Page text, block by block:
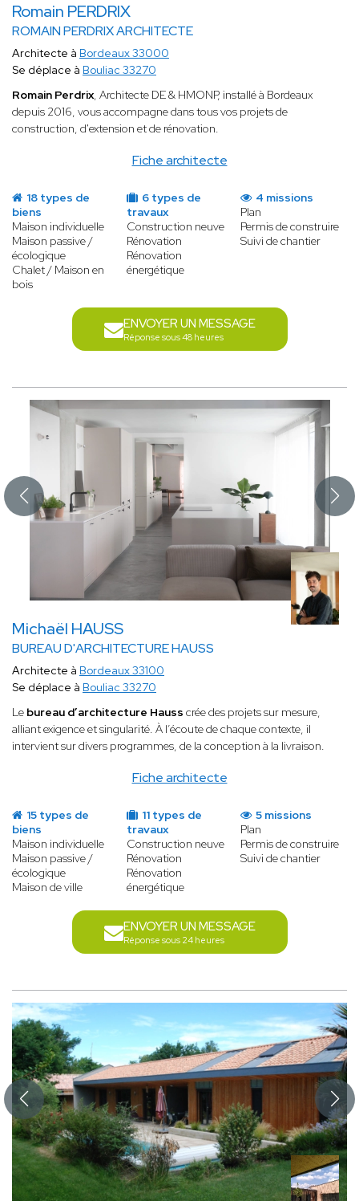
Romain PERDRIX
ROMAIN PERDRIX ARCHITECTE
Fiche architecte
Architecte à Bordeaux 33000
Se déplace à Bouliac 33270
Romain Perdrix, Architecte DE & HMONP, installé à Bordeaux
depuis 2016, vous accompagne dans tous vos projets de
construction, d'extension et de rénovation.
18 types de
biens
Maison individuelle
Maison passive /
écologique
Chalet / Maison en
bois
6 types de
travaux
Construction neuve
Rénovation
Rénovation
énergétique
4 missions
Plan
Permis de construire
Suivi de chantier
ENVOYER UN MESSAGE
Réponse sous 48 heures
Michaël HAUSS
BUREAU D'ARCHITECTURE HAUSS
Fiche architecte
Architecte à Bordeaux 33100
Se déplace à Bouliac 33270
Le bureau d’architecture Hauss crée des projets sur mesure,
alliantexigence et singularité. À l’écoute de chaque contexte, il
intervient sur divers programmes, de la conception à la livraison.
15 types de
biens
Maison individuelle
Maison passive /
écologique
Maison de ville
11 types de
travaux
Construction neuve
Rénovation
Rénovation
énergétique
5 missions
Plan
Permis de construire
Suivi de chantier
ENVOYER UN MESSAGE
Réponse sous 24 heures